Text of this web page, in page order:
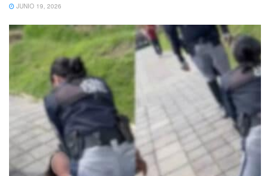
JUNIO 19, 2026